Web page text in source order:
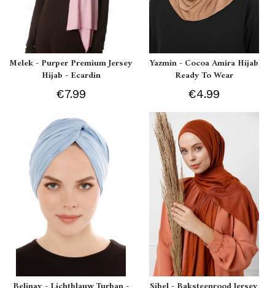
Melek - Purper Premium Jersey
Hijab - Ecardin
€7.99
Yazmin - Cocoa Amira Hijab
Ready To Wear
€4.99